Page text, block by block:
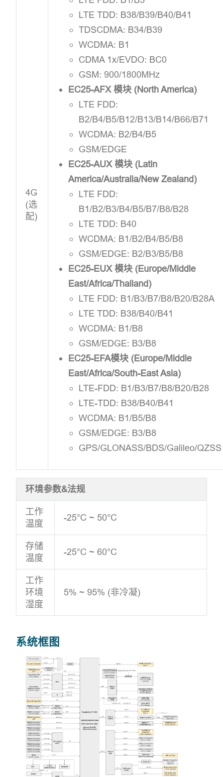
4G
(选
配)
LTE TDD: B38/B39/B40/B41
TDSCDMA: B34/B39
WCDMA: B1
CDMA 1x/EVDO: BC0
GSM: 900/1800MHz
EC25-AFX 模块 (North America)
LTE FDD:
B2/B4/B5/B12/B13/B14/B66/B71
WCDMA: B2/B4/B5
GSM/EDGE
EC25-AUX 模块 (Latin
America/Australia/New Zealand)
LTE FDD:
B1/B2/B3/B4/B5/B7/B8/B28
LTE TDD: B40
WCDMA: B1/B2/B4/B5/B8
GSM/EDGE: B2/B3/B5/B8
EC25-EUX 模块 (Europe/Middle
East/Africa/Thailand)
LTE FDD: B1/B3/B7/B8/B20/B28A
LTE TDD: B38/B40/B41
WCDMA: B1/B8
GSM/EDGE: B3/B8
EC25-EFA模块 (Europe/Middle
East/Africa/South-East Asia)
LTE-FDD: B1/B3/B7/B8/B20/B28
LTE-TDD: B38/B40/B41
WCDMA: B1/B5/B8
GSM/EDGE: B3/B8
GPS/GLONASS/BDS/Galileo/QZSS
环境参数&法规
工作
温度
-25°C ~ 50°C
存储
温度
-25°C ~ 60°C
工作
环境
湿度
5% ~ 95% (非冷凝)
系统框图